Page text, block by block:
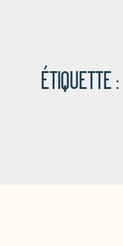
ÉTIQUETTE :